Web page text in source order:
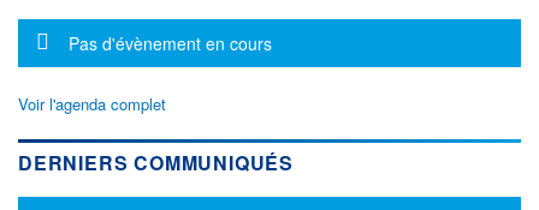
Message d'information
Pas d'évènement en cours
Voir l'agenda complet
DERNIERS COMMUNIQUÉS